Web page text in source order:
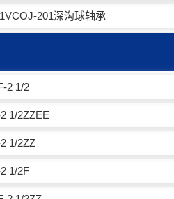
201深沟球轴承
2 1/2
1/2ZZEE
1/2ZZ
1/2F